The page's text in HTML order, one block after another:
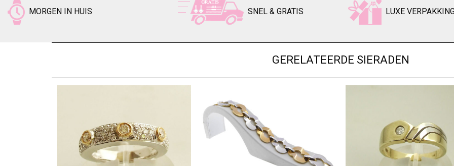
MORGEN IN HUIS SNEL & GRATIS LUXE
GERELATEERDE SIERADEN